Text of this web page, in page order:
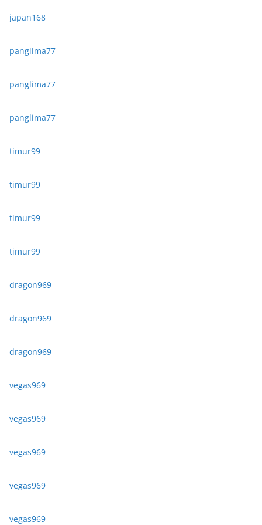
japan168
panglima77
panglima77
panglima77
timur99
timur99
timur99
timur99
dragon969
dragon969
dragon969
vegas969
vegas969
vegas969
vegas969
vegas969